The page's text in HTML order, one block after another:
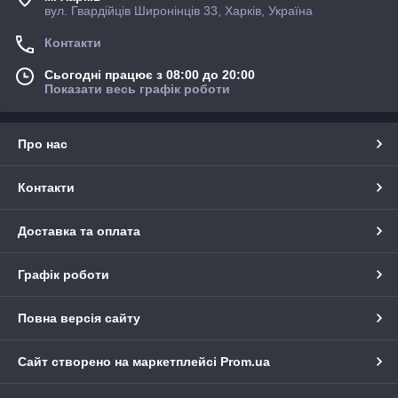
вул. Гвардійців Широнінців 33, Харків, Україна
Контакти
Сьогодні працює з 08:00 до 20:00
Показати весь графік роботи
Про нас
Контакти
Доставка та оплата
Графік роботи
Повна версія сайту
Сайт створено на маркетплейсі Prom.ua